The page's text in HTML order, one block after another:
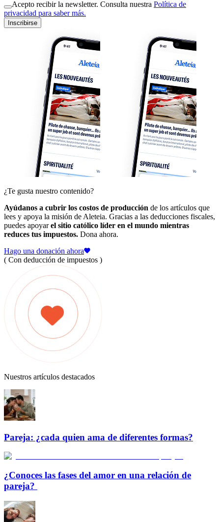
Acepto recibir la newsletter. Consulta nuestra Política de
privacidad para saber más.
Inscribirse
¿Te gusta nuestro contenido?
Ayúdanos a cubrir los costos de producción de los artículos que
lees y apoya la misión de Aleteia. Gracias a las deducciones fiscales,
puedes apoyarel sitio católico líder en el mundo mientras
reduces tus impuestos. Dona ahora.
Hago una donación ahora
( Con deducción de impuestos )
Nuestros artículos destacados
Pareja: ¿cada quien ama de diferentes formas?
¿Conoces las fases del amor en una relación de
pareja?